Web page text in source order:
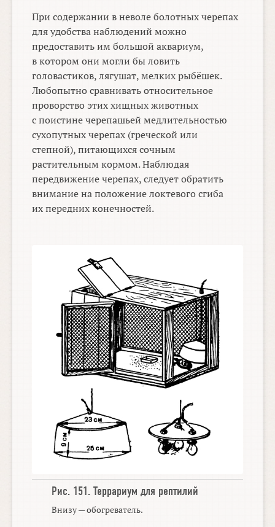
При содержании в неволе болотных черепах
для удобства наблюдений можно
предоставить им большой аквариум,
в котором они могли бы ловить
головастиков, лягушат, мелких рыбёшек.
Любопытно сравнивать относительное
проворство этих хищных животных
с поистине черепашьей медлительностью
сухопутных черепах (греческой или
степной), питающихся сочным
растительным кормом. Наблюдая
передвижение черепах, следует обратить
внимание на положение локтевого сгиба
их передних конечностей.
Рис. 151.Террариум для рептилий
Внизу — обогреватель.